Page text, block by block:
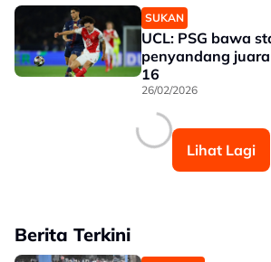
SUKAN
UCL: PSG bawa
penyandang
16
26/02/2026
Lihat Lagi
Berita Terkini